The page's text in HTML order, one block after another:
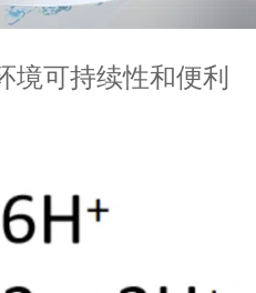
境可持续性和便利